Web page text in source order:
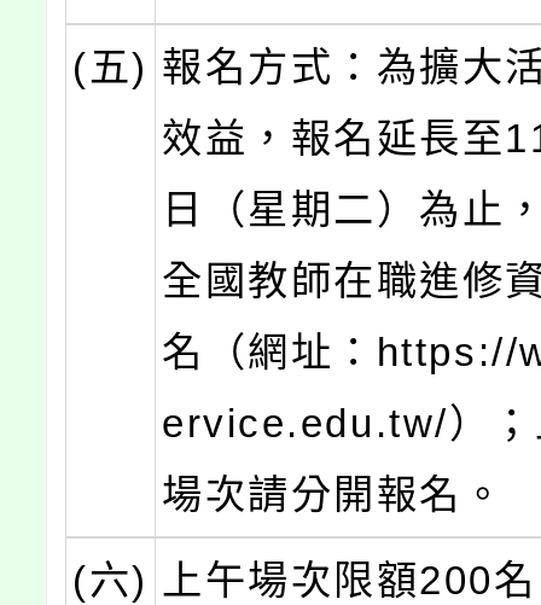
(五) 報名方式：為擴大
效益，報名延長至
日（星期二）為止
全國教師在職進修
名（網址：https://
ervice.edu.tw/）；
場次請分開報名。
(六)
上午場次限額200